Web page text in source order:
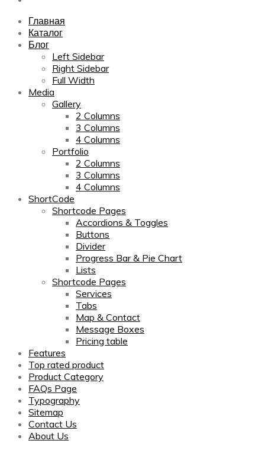
Главная
Каталог
Блог
Left Sidebar
Right Sidebar
Full Width
Media
Gallery
2 Columns
3 Columns
4 Columns
Portfolio
2 Columns
3 Columns
4 Columns
ShortCode
Shortcode Pages
Accordions & Toggles
Buttons
Divider
Progress Bar & Pie Chart
Lists
Shortcode Pages
Services
Tabs
Map & Contact
Message Boxes
Pricing table
Features
Top rated product
Product Category
FAQs Page
Typography
Sitemap
Contact Us
About Us